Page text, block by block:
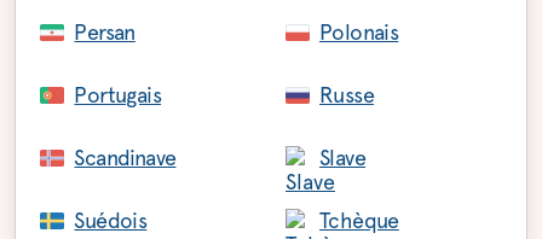
Persan Polonais
Portugais Russe
Scandinave Slave
Suédois Tchèque